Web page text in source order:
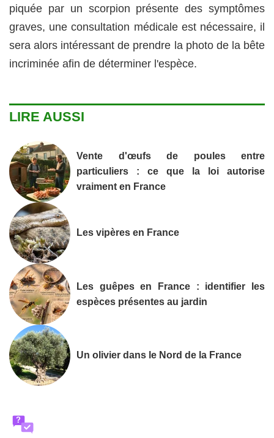
piquée par un scorpion présente des symptômes
graves, une consultation médicale est nécessaire, il
sera alors intéressant de prendre la photo de la bête
incriminée afin de déterminer l'espèce.
LIRE AUSSI
Vente d'œufs de poules entre
particuliers : ce que la loi autorise
vraiment en France
Les vipères en France
Les guêpes en France : identifier les
espèces présentes au jardin
Un olivier dans le Nord de la France
?